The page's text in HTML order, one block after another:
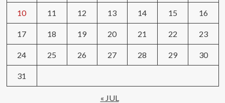
10 11 12 13 14 15 16
17 18 19 20 21 22 23
24 25 26 27 28 29 30
31
« JUL